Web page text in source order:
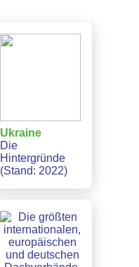
Ukraine
Die
Hintergründe
(Stand: 2022)